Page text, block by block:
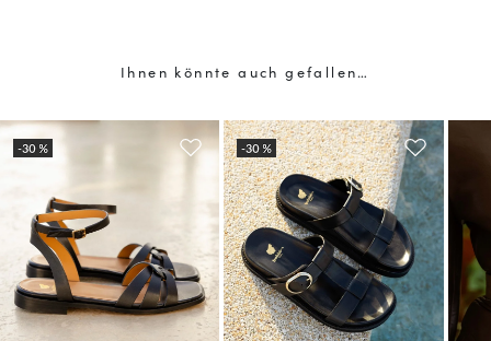
Ihnen könnte auch gefallen…